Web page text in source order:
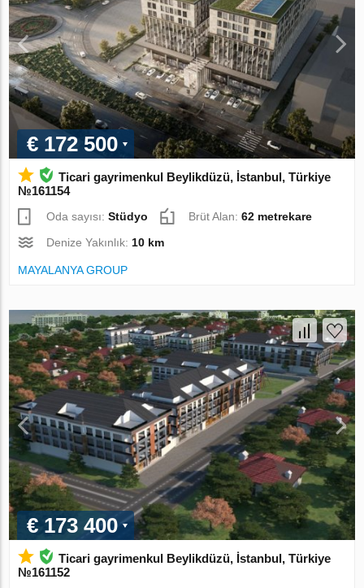
€ 172 500
Ticari gayrimenkul Beylikdüzü, İstanbul, Türkiye
№161154
Oda sayısı:Stüdyo Brüt Alan:62 metrekare
Denize Yakınlık: 10 km
MAYALANYA GROUP
€ 173 400
Ticari gayrimenkul Beylikdüzü, İstanbul, Türkiye
№161152